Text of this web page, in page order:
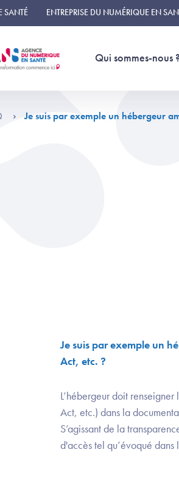
SANTÉ ENTREPRISE DU NUMÉRIQUE EN
Qui sommes-nous ?
Je suis par exemple un hébergeur
Je suis par exemple un
Act, etc. ?
L’hébergeur doit
Act, etc.) dans la
S’agissant de la
d'accès tel qu’évoqué